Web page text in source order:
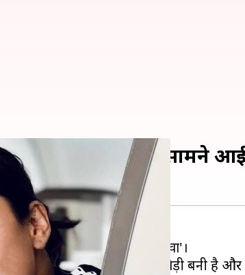
रश्मिका मंदाना, सामने
करने वाली हैं, जिनमें से एक है 'छावा'।
के साथरश्मिका मंदाना
की जाेड़ी बनी है